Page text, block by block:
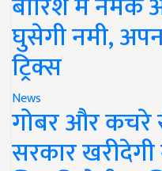
घुसेगी नमी,
ट्रिक्स
News
गोबर और कचरे
सरकार